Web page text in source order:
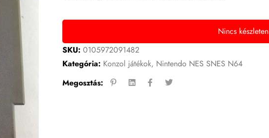
Nincs készleten
SKU: 0105972091482
Kategória: Konzol játékok, Nintendo NES SNES N64
Megosztás: